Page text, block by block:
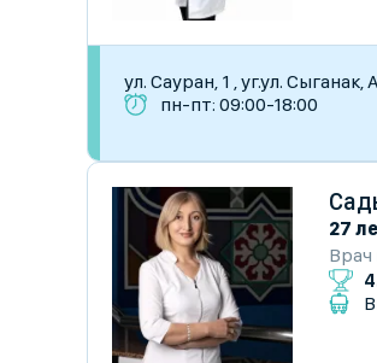
ул. Сауран, 1 , уг.ул. Сыганак,
пн-пт: 09:00-18:00
27
Врач